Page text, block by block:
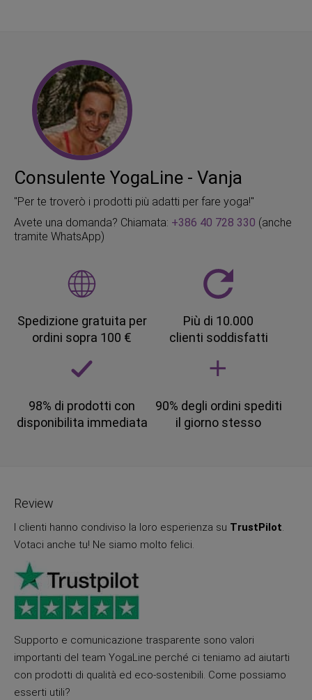
Consulente YogaLine - Vanja
"Per te troverò i prodotti più adatti per fare yoga!"
Avete una domanda? Chiamata: +386 40 728 330 (anche
tramite WhatsApp)
Spedizione gratuita per
ordini sopra 100 €
Più di 10.000
clienti soddisfatti
98% di prodotti con
disponibilita immediata
90% degli ordini spediti
il giorno stesso
Review
I clienti hanno condiviso la loro esperienza su TrustPilot.
Votaci anche tu! Ne siamo molto felici.
Supporto e comunicazione trasparente sono valori
importanti del team YogaLine perché ci teniamo ad aiutarti
con prodotti di qualità ed eco-sostenibili. Come possiamo
esserti utili?